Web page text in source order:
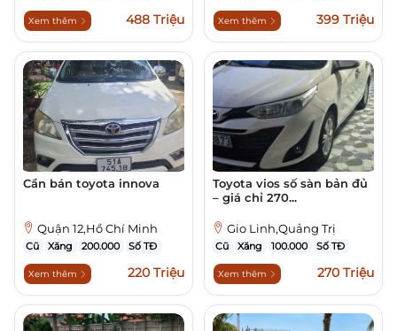
Xem thêm 488 Triệu Xem thêm 399 Triệu
Cần bán toyota innova
Quận 12,Hồ Chí Minh
Cũ Xăng 200.000 Số TĐ
Xem thêm 220 Triệu
Toyota vios số sàn bản đủ
– giá chỉ 270...
Gio Linh,Quảng Trị
Cũ Xăng 100.000 Số TĐ
Xem thêm 270 Triệu